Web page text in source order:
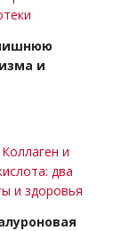
и